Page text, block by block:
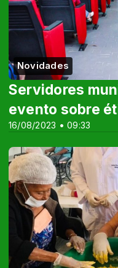
Novidades
16/08/2023 • 09:33
Servidores
evento sobre